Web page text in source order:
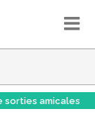
sorties amicales